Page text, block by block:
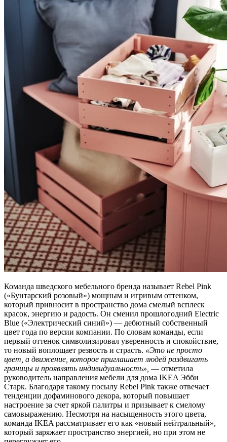
Команда шведского мебельного бренда называет Rebel Pink
(«Бунтарский розовый») мощным и игривым оттенком,
который привносит в пространство дома смелый всплеск
красок, энергию и радость. Он сменил прошлогодний Electric
Blue («Электрический синий») — дебютный собственный
цвет года по версии компании. По словам команды, если
первый оттенок символизировал уверенность и спокойствие,
то новый воплощает резвость и страсть. «Это не просто
цвет, а движение, которое приглашает людей раздвигать
границы и проявлять индивидуальность», — отметила
руководитель направления мебели для дома IKEA Эбби
Старк. Благодаря такому посылу Rebel Pink также отвечает
тенденции дофаминового декора, который повышает
настроение за счет яркой палитры и призывает к смелому
самовыражению. Несмотря на насыщенность этого цвета,
команда IKEA рассматривает его как «новый нейтральный»,
который заряжает пространство энергией, но при этом не